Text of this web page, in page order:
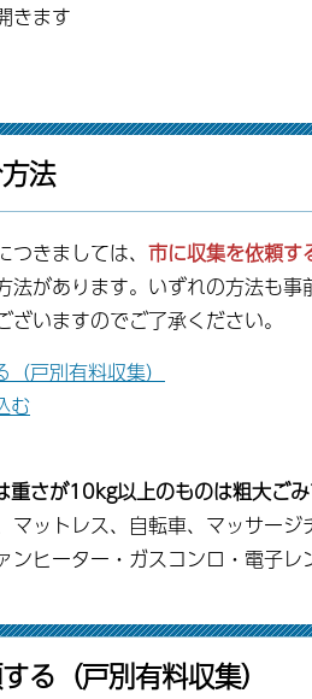
きます
法
きましては、 市に収集を依頼す
法があります。いずれの方法も事
いますのでご了承ください。
戸別有料収集）
む
さが10kg以上のものは粗大ごみ
マットレス、自転車、マッサー
ンヒーター・ガスコンロ・電子レ
る（戸別有料収集）